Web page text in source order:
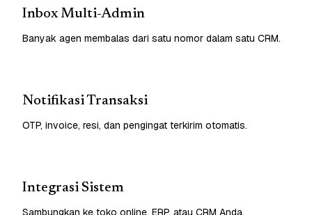
Inbox Multi-Admin
Banyak agen membalas dari satu nomor dalam satu CRM.
Notifikasi Transaksi
OTP, invoice, resi, dan pengingat terkirim otomatis.
Integrasi Sistem
Sambungkan ke toko online, ERP, atau CRM Anda.